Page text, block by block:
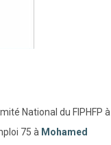
National du FIPHFP à
75 à Mohamed